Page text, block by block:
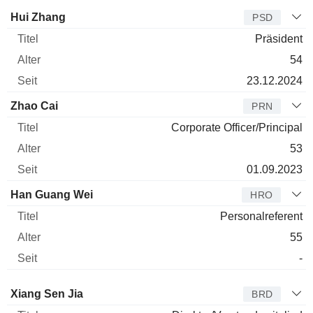
Manager Titel
Hui Zhang PSD
Präsident
54
23.12.2024
Zhao Cai PRN
Corporate Officer/Principal
53
01.09.2023
Han Guang Wei HRO
Personalreferent
55
-
Verwaltungsratsmitglied
Xiang Sen Jia BRD